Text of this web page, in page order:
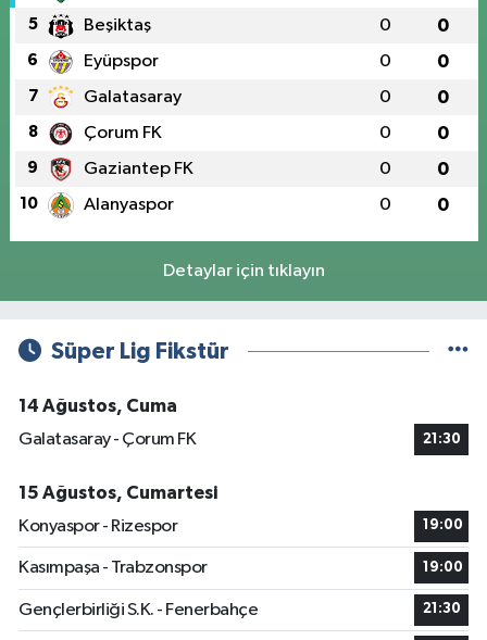
5 Beşiktaş 0 0
6 Eyüpspor 0 0
7 Galatasaray 0 0
8 Çorum FK 0 0
9 Gaziantep FK 0 0
10 Alanyaspor 0 0
Detaylar için tıklayın
Süper Lig Fikstür
14 Ağustos, Cuma
Galatasaray - Çorum FK
21:30
15 Ağustos, Cumartesi
Konyaspor - Rizespor
19:00
Kasımpaşa - Trabzonspor 19:00
Gençlerbirliği S.K. - Fenerbahçe 21:30